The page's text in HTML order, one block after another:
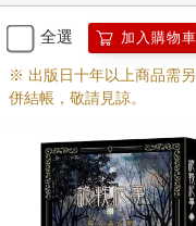
全選 加入購物車
※ 出版日十年以上商品需
併結帳，敬請見諒。